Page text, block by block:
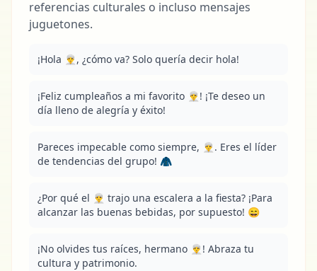
referencias culturales o incluso mensajes
juguetones.
¡Hola 👳‍♂️, ¿cómo va? Solo quería decir hola!
¡Feliz cumpleaños a mi favorito 👳‍♂️! ¡Te deseo un
día lleno de alegría y éxito!
Pareces impecable como siempre, 👳‍♂️. Eres el líder
de tendencias del grupo! 🧥
¿Por qué el 👳‍♂️ trajo una escalera a la fiesta? ¡Para
alcanzar las buenas bebidas, por supuesto! 😄
¡No olvides tus raíces, hermano 👳‍♂️! Abraza tu
cultura y patrimonio.